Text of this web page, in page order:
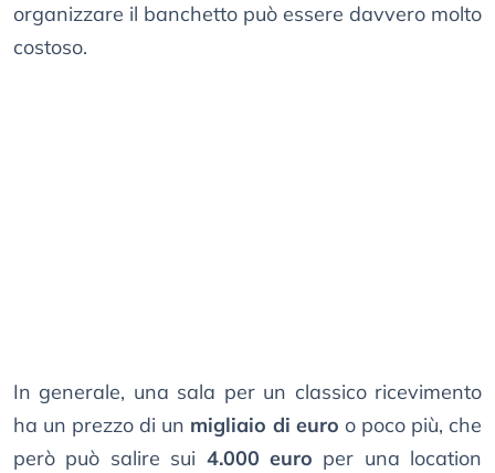
organizzare il banchetto può essere davvero molto
costoso.
In generale, una sala per un classico ricevimento
ha un prezzo di un migliaio di euro o poco più, che
però può salire sui 4.000 euro per una location